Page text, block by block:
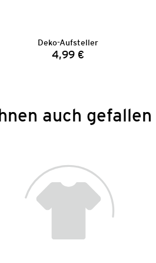
Deko-Aufsteller
Preis:
4,99 €
auch gefallen